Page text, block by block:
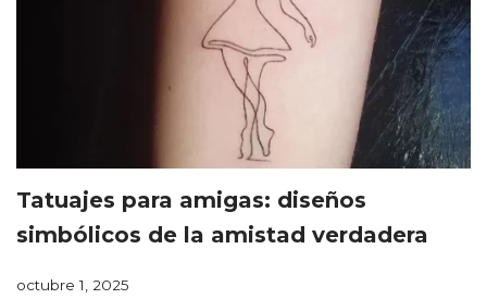
Tatuajes para amigas: diseños
simbólicos de la amistad verdadera
octubre 1, 2025